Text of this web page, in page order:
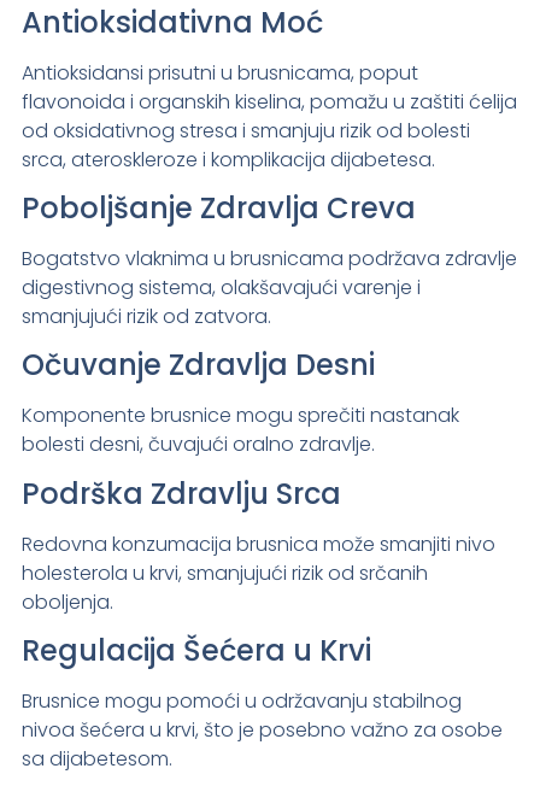
Antioksidativna Moć
Antioksidansi prisutni u brusnicama, poput
flavonoida i organskih kiselina, pomažu u zaštiti ćelija
od oksidativnog stresa i smanjuju rizik od bolesti
srca, ateroskleroze i komplikacija dijabetesa.
Poboljšanje Zdravlja Creva
Bogatstvo vlaknima u brusnicama podržava zdravlje
digestivnog sistema, olakšavajući varenje i
smanjujući rizik od zatvora.
Očuvanje Zdravlja Desni
Komponente brusnice mogu sprečiti nastanak
bolesti desni, čuvajući oralno zdravlje.
Podrška Zdravlju Srca
Redovna konzumacija brusnica može smanjiti nivo
holesterola u krvi, smanjujući rizik od srčanih
oboljenja.
Regulacija Šećera u Krvi
Brusnice mogu pomoći u održavanju stabilnog
nivoa šećera u krvi, što je posebno važno za osobe
sa dijabetesom.